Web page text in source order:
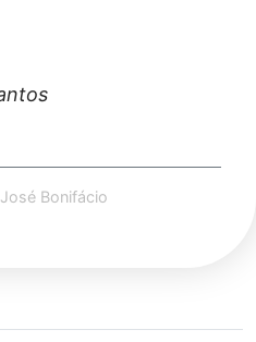
Bonifácio